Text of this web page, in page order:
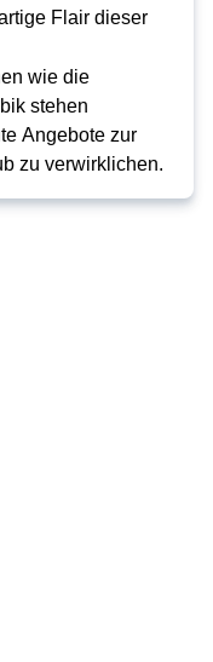
Flair dieser
wie die
stehen
Angebote zur
zu verwirklichen.